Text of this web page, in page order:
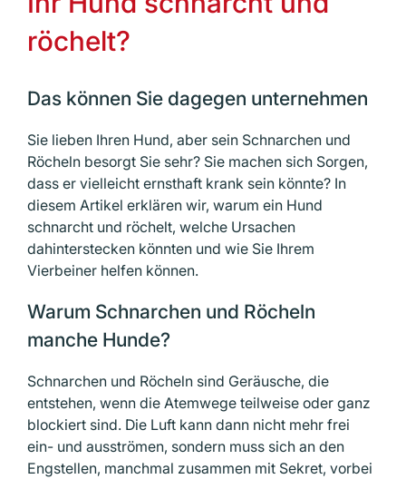
röchelt?
Das können Sie dagegen unternehmen
Sie lieben Ihren Hund, aber sein Schnarchen und
Röcheln besorgt Sie sehr? Sie machen sich Sorgen,
dass er vielleicht ernsthaft krank sein könnte? In
diesem Artikel erklären wir, warum ein Hund
schnarcht und röchelt, welche Ursachen
dahinterstecken könnten und wie Sie Ihrem
Vierbeiner helfen können.
Warum Schnarchen und Röcheln
manche Hunde?
Schnarchen und Röcheln sind Geräusche, die
entstehen, wenn die Atemwege teilweise oder ganz
blockiert sind. Die Luft kann dann nicht mehr frei
ein- und ausströmen, sondern muss sich an den
Engstellen, manchmal zusammen mit Sekret, vorbei